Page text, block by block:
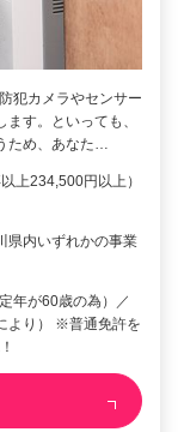
犯カメラやセンサー
す。といっても、
ため、あなた…
上234,500円以上）
内いずれかの事業
年が60歳の為）／
より） ※普通免許を